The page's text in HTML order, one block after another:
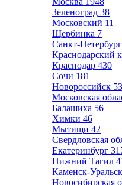
Зеленоград 38
Московский 11
Щербинка 7
Санкт-Петербург
Краснодарский
Краснодар 430
Сочи 181
Новороссийск 53
Московская
Балашиха 56
Химки 46
Мытищи 42
Свердловская
Екатеринбург
Нижний Тагил
Каменск-
Новосибирская